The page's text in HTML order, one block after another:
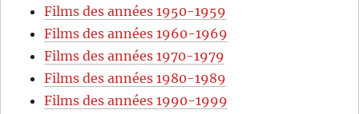
Films des années 1950-1959
Films des années 1960-1969
Films des années 1970-1979
Films des années 1980-1989
Films des années 1990-1999